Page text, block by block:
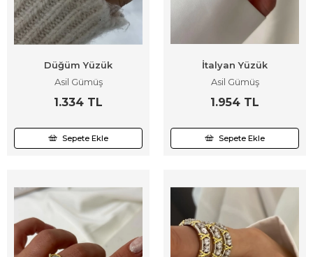
Düğüm Yüzük
Asil Gümüş
1.334 TL
Sepete Ekle
İtalyan Yüzük
Asil Gümüş
1.954 TL
Sepete Ekle